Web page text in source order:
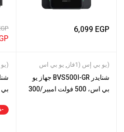
6,099 EGP
(يو بي إس (1فاز , يو بي اس
شنايدر BVS500I-GR جهاز يو
بي اس، 500 فولت امبير/300
(يو
-15%